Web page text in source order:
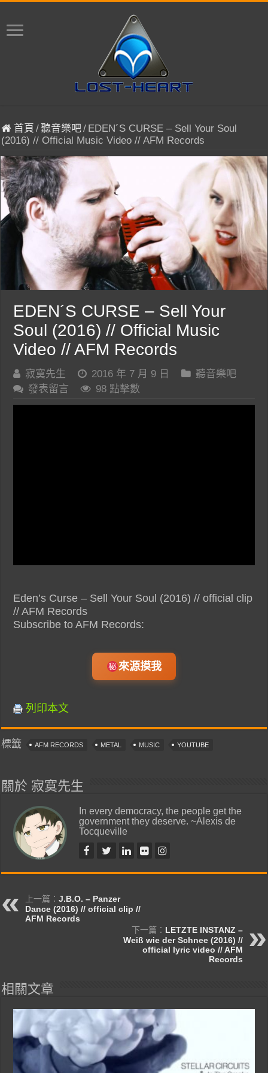
首頁 /聽音樂吧/ EDEN´S CURSE – Sell Your Soul
(2016) // Official Music Video // AFM Records
EDEN´S CURSE – Sell Your
Soul (2016) // Official Music
Video // AFM Records
寂寞先生 2016 年 7 月 9 日
聽音樂吧
發表留言
98 點擊數
Eden’s Curse – Sell Your Soul (2016) // official clip
// AFM Records
Subscribe to AFM Records:
來源摸我
列印本文
標籤 AFM RECORDS METAL MUSIC YOUTUBE
關於 寂寞先生
In every democracy, the people get the
government they deserve. ~Alexis de
Tocqueville
上一篇：J.B.O. – Panzer
Dance (2016) // official clip //
AFM Records
下一篇： LETZTE INSTANZ –
Weiß wie der Schnee (2016) //
official lyric video // AFM
Records
相關文章